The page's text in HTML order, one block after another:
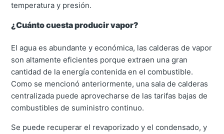
temperatura y presión.
¿Cuánto cuesta producir vapor?
El agua es abundante y económica, las calderas de vapor
son altamente eficientes porque extraen una gran
cantidad de la energía contenida en el combustible.
Como se mencionó anteriormente, una sala de calderas
centralizada puede aprovecharse de las tarifas bajas de
combustibles de suministro continuo.
Se puede recuperar el revaporizado y el condensado, y